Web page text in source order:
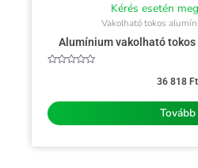
Kérés esetén
Vakolható tokos
Alumínium vakolható
36 818 Ft
Tovább